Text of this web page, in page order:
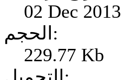
02 Dec 2013
الحجم:
229.77 Kb